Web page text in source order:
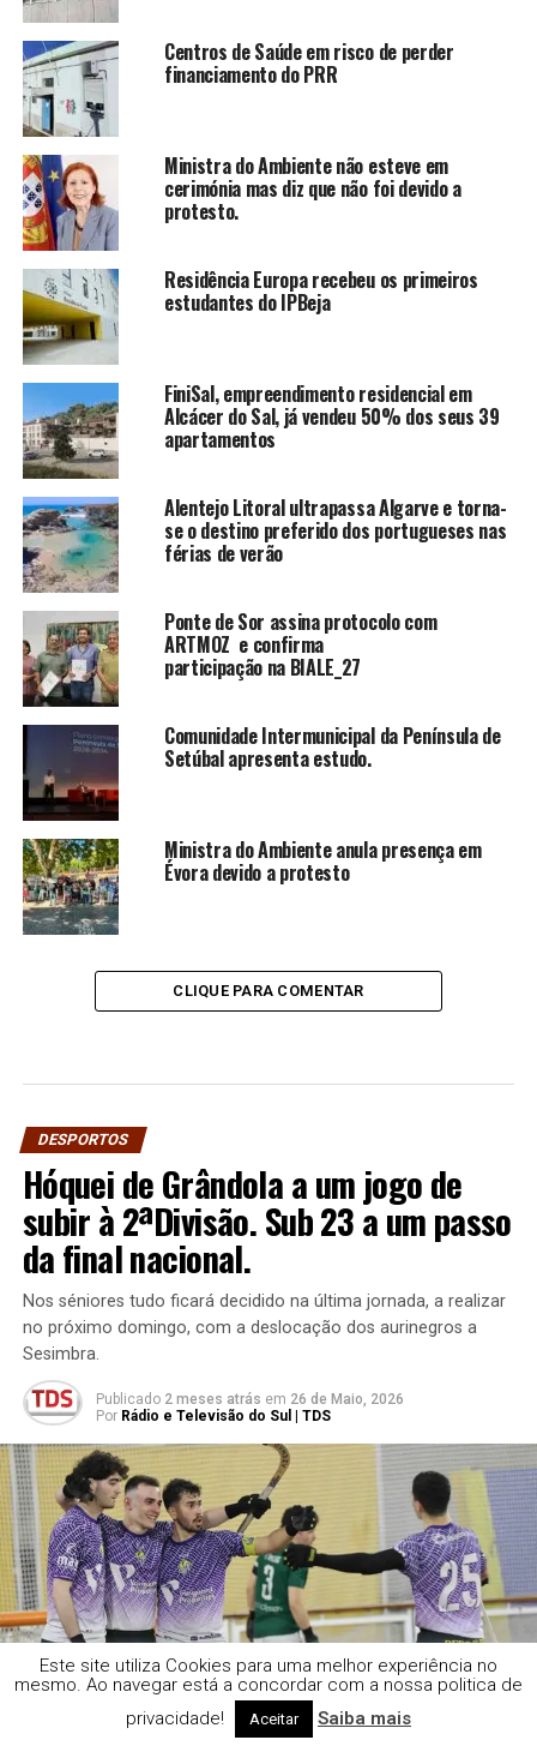
Centros de Saúde em risco de perder
financiamento do PRR
Ministra do Ambiente não esteve em
cerimónia mas diz que não foi devido a
protesto.
Residência Europa recebeu os primeiros
estudantes do IPBeja
FiniSal, empreendimento residencial em
Alcácer do Sal, já vendeu 50% dos seus 39
apartamentos
Alentejo Litoral ultrapassa Algarve e torna-
se o destino preferido dos portugueses nas
férias de verão
Ponte de Sor assina protocolo com
ARTMOZ e confirma
participação na BIALE_27
Comunidade Intermunicipal da Península de
Setúbal apresenta estudo.
Ministra do Ambiente anula presença em
Évora devido a protesto
CLIQUE PARA COMENTAR
DESPORTOS
Hóquei de Grândola a um jogo de
subir à 2ªDivisão. Sub 23 a um passo
da final nacional.
Nos séniores tudo ficará decidido na última jornada, a realizar
no próximo domingo, com a deslocação dos aurinegros a
Sesimbra.
Publicado 2 meses atrás em 26 de Maio, 2026
Por Rádio e Televisão do Sul | TDS
Este site utiliza Cookies para uma melhor experiência no
mesmo. Ao navegar está a concordar com a nossa politica de
privacidade!
Aceitar Saiba mais